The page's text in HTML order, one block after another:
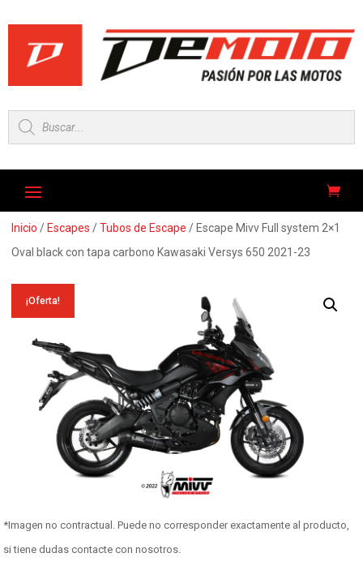
Búsqueda
de
productos
Inicio / Escapes /Tubos de Escape / Escape Mivv Full system 2×1
Oval black con tapa carbono Kawasaki Versys 650 2021-23
¡Oferta!
*Imagen no contractual. Puede no corresponder exactamente al producto,
si tiene dudas contacte con nosotros.